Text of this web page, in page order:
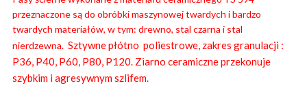
przeznaczone są do obróbki maszynowej twardych i bardzo
twardych materiałów, w tym: drewno, stal czarna i stal
nierdzewna. Sztywne płótno poliestrowe, zakres granulacji :
P36, P40, P60, P80, P120. Ziarno ceramiczne przekonuje
szybkim i agresywnym szlifem.